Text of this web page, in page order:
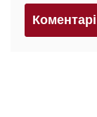
Коментарi